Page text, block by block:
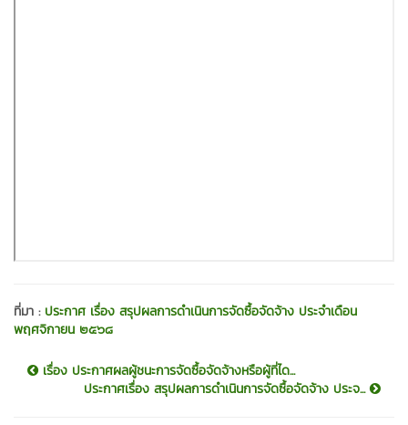
ที่มา : ประกาศ เรื่อง สรุปผลการดำเนินการจัดซื้อจัดจ้าง ประจำเดือน
พฤศจิกายน ๒๕๖๘
เรื่อง ประกาศผลผู้ชนะการจัดซื้อจัดจ้างหรือผู้ที่ได...
ประกาศเรื่อง สรุปผลการดำเนินการจัดซื้อจัดจ้าง ประจ...